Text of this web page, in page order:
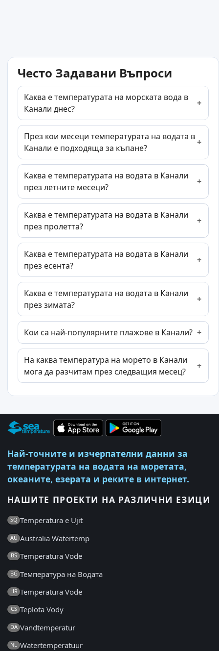
Често Задавани Въпроси
Каква е температурата на морската вода в
Канали днес?
През кои месеци температурата на водата в
Канали е подходяща за къпане?
Каква е температурата на водата в Канали
през летните месеци?
Каква е температурата на водата в Канали
през пролетта?
Каква е температурата на водата в Канали
през есента?
Каква е температурата на водата в Канали
през зимата?
Кои са най-популярните плажове в Канали?
На каква температура на морето в Канали
мога да разчитам през следващия месец?
Най-точните и изчерпателни данни за
температурата на водата на моретата,
океаните, езерата и реките в интернет.
НАШИТЕ ПРОЕКТИ НА РАЗЛИЧНИ ЕЗИЦИ
SQ Temperatura e Ujit
AU Australia Watertemp
BS Temperatura Vode
BG Температура на Водата
HR Temperatura Vode
CS Teplota Vody
DA Vandtemperatur
NL Watertemperatuur